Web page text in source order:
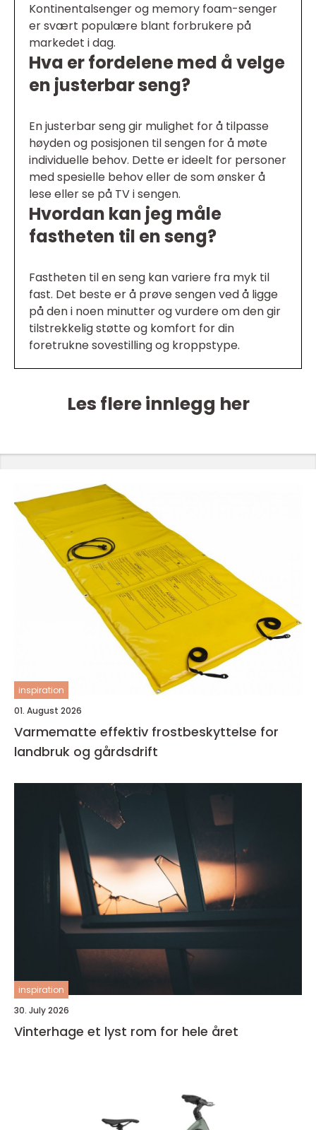
Kontinentalsenger og memory foam-senger
er svært populære blant forbrukere på
markedet i dag.
Hva er fordelene med å velge
en justerbar seng?
En justerbar seng gir mulighet for å tilpasse
høyden og posisjonen til sengen for å møte
individuelle behov. Dette er ideelt for personer
med spesielle behov eller de som ønsker å
lese eller se på TV i sengen.
Hvordan kan jeg måle
fastheten til en seng?
Fastheten til en seng kan variere fra myk til
fast. Det beste er å prøve sengen ved å ligge
på den i noen minutter og vurdere om den gir
tilstrekkelig støtte og komfort for din
foretrukne sovestilling og kroppstype.
Les flere innlegg her
inspiration
01. August 2026
Varmematte effektiv frostbeskyttelse for
landbruk og gårdsdrift
inspiration
30. July 2026
Vinterhage et lyst rom for hele året